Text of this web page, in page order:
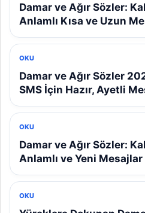
Damar ve Ağır Sözler:
Anlamlı Kısa ve Uzun
OKU
Damar ve Ağır Sözler
SMS İçin Hazır, Ayetli
OKU
Damar ve Ağır Sözler:
Anlamlı ve Yeni Mesajlar
OKU